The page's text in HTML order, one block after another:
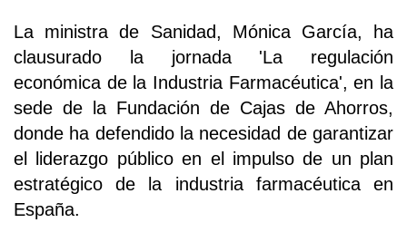
La ministra de Sanidad, Mónica García, ha
clausurado la jornada 'La regulación
económica de la Industria Farmacéutica', en la
sede de la Fundación de Cajas de Ahorros,
donde ha defendido la necesidad de garantizar
el liderazgo público en el impulso de un plan
estratégico de la industria farmacéutica en
España.